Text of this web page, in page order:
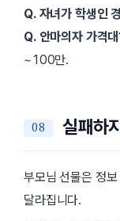
Q. 자녀가 학생인
Q. 안마의자 가격
~100만.
실패하
부모님 선물은 정
달라집니다.